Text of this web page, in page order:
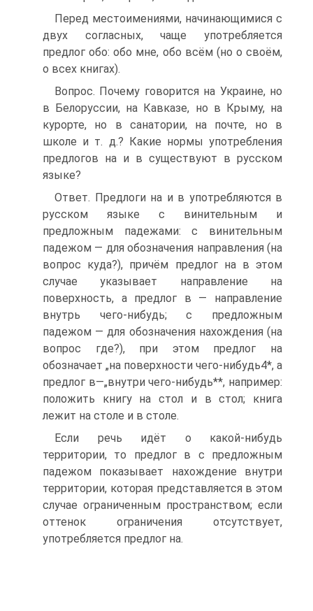
Перед местоимениями, начинающимися с
двух согласных, чаще употребляется
предлог обо: обо мне, обо всём (но о своём,
о всех книгах).
Вопрос. Почему говорится на Украине, но
в Белоруссии, на Кавказе, но в Крыму, на
курорте, но в санатории, на почте, но в
школе и т. д.? Какие нормы употребления
предлогов на и в существуют в русском
языке?
Ответ. Предлоги на и в употребляются в
русском языке с винительным и
предложным падежами: с винительным
падежом — для обозначения направления (на
вопрос куда?), причём предлог на в этом
случае указывает направление на
поверхность, а предлог в — направление
внутрь чего-нибудь; с предложным
падежом — для обозначения нахождения (на
вопрос где?), при этом предлог на
обозначает „на поверхности чего-нибудь4*, а
предлог в—„внутри чего-нибудь**, например:
положить книгу на стол и в стол; книга
лежит на столе и в столе.
Если речь идёт о какой-нибудь
территории, то предлог в с предложным
падежом показывает нахождение внутри
территории, которая представляется в этом
случае ограниченным пространством; если
оттенок ограничения отсутствует,
употребляется предлог на.